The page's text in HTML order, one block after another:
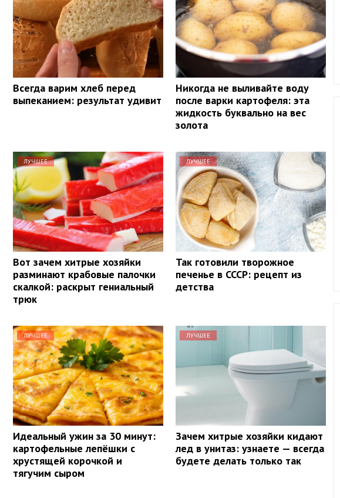
Всегда варим хлеб перед
выпеканием: результат удивит
Никогда не выливайте воду
после варки картофеля: эта
жидкость буквально на вес
золота
ЛУЧШЕЕ
Вот зачем хитрые хозяйки
разминают крабовые палочки
скалкой: раскрыт гениальный
трюк
ЛУЧШЕЕ
Так готовили творожное
печенье в СССР: рецепт из
детства
ЛУЧШЕЕ
Идеальный ужин за 30 минут:
картофельные лепёшки с
хрустящей корочкой и
тягучим сыром
ЛУЧШЕЕ
Зачем хитрые хозяйки кидают
лед в унитаз: узнаете — всегда
будете делать только так